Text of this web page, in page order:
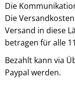
Die
Die
Versand in diese
betragen für alle
Bezahlt kann via
Paypal werden.